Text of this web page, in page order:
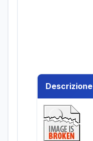
Descrizione